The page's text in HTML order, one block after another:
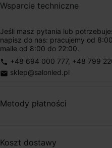
Wsparcie techniczne
Jeśli masz pytania lub
napisz do nas: pracujemy od
maile od 8:00 do 22:00.
phone +48 694 000 777, +48 799
email sklep@salonled.pl
Metody płatności
Koszt dostawy